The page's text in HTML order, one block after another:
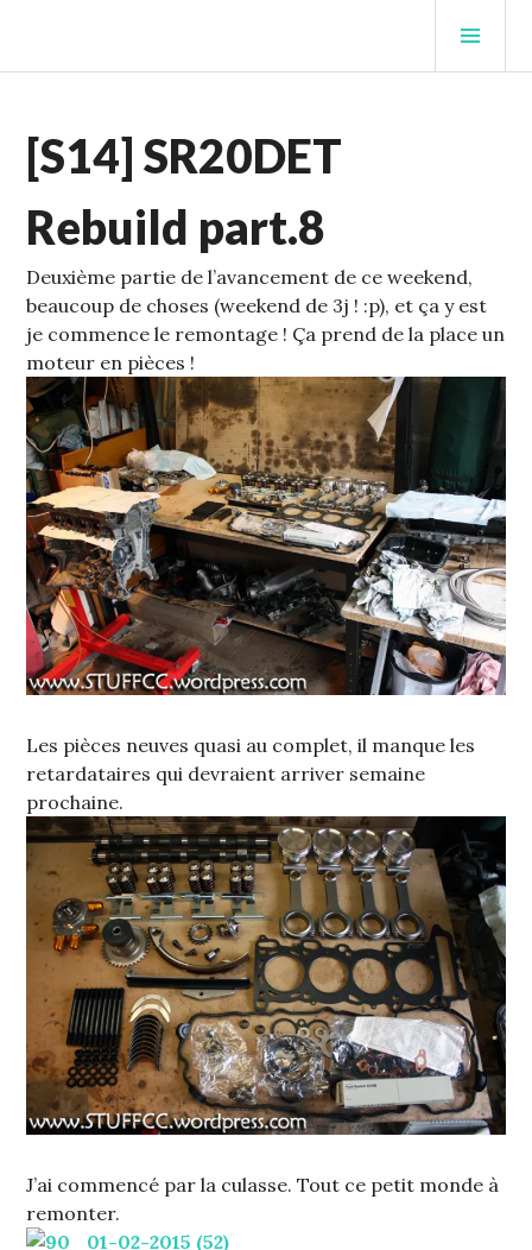
STUFFCC'S BLOG
S14
[S14] SR20DET
Rebuild part.8
Deuxième partie de l’avancement de ce weekend,
beaucoup de choses (weekend de 3j ! :p), et ça y est
je commence le remontage ! Ça prend de la place un
moteur en pièces !
Les pièces neuves quasi au complet, il manque les
retardataires qui devraient arriver semaine
prochaine.
J’ai commencé par la culasse. Tout ce petit monde à
remonter.